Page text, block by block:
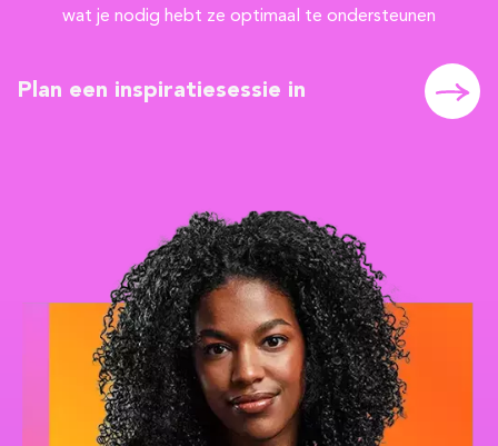
wat je nodig hebt ze optimaal te ondersteunen
Plan een inspiratiesessie in